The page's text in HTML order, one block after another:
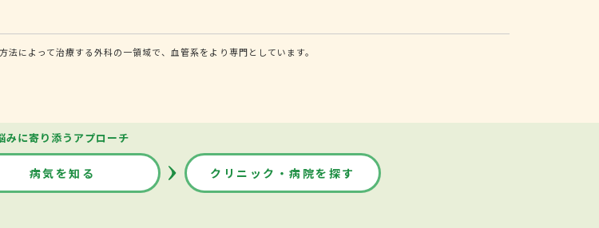
によって治療する外科の一領域で、血管系をより専門としています。
みに寄り添うアプローチ
病気を知る クリニック・病院を探す